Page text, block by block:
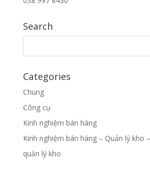
Search
Categories
Chung
Công cụ
Kinh nghiệm bán hàng
Kinh nghiệm bán hàng – Quản lý kho
quản lý kho